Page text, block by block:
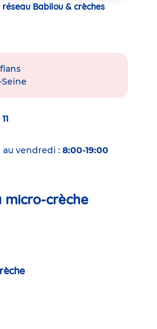
Babilou & crèches
11
vendredi : 8:00-19:00
micro-crèche